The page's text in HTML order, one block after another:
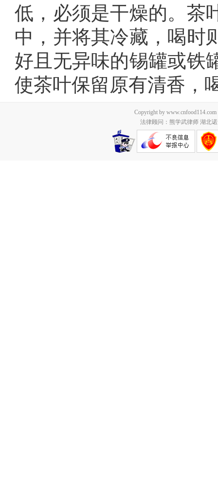
低，必须是干燥的。茶
中，并将其冷藏，喝时
好且无异味的锡罐或铁
使茶叶保留原有清香，
Copyright by
法律顾问：熊学武律师 湖北